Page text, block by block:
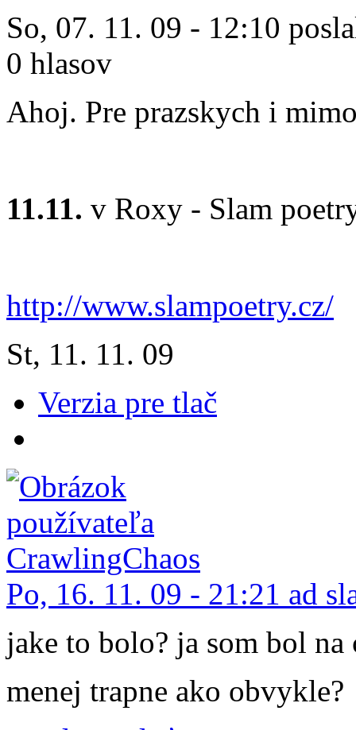
So, 07. 11. 09 - 12:10
0 hlasov
Ahoj. Pre prazskych i
11.11. v Roxy - Slam
http://www.slampoetry.cz/
St, 11. 11. 09
Verzia pre tlač
Po, 16. 11. 09 - 21:21 ad
jake to bolo? ja som bol na
menej trapne ako obvykle?